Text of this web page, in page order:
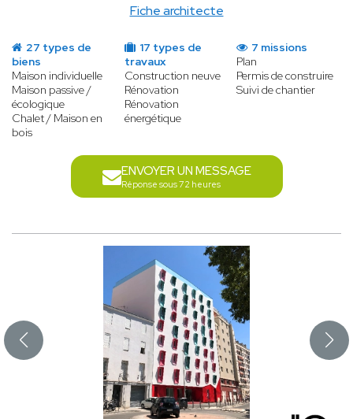
Fiche architecte
27 types de
biens
Maison individuelle
Maison passive /
écologique
Chalet / Maison en
bois
17 types de
travaux
Construction neuve
Rénovation
Rénovation
énergétique
7 missions
Plan
Permis de construire
Suivi de chantier
ENVOYER UN MESSAGE
Réponse sous 72 heures